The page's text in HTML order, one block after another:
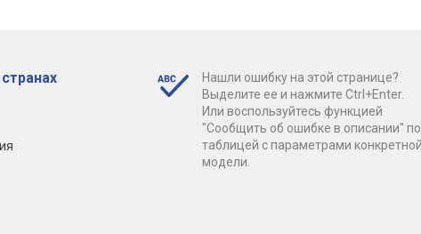
Нашли ошибку на этой странице?
Выделите ее и нажмите Ctrl+Enter.
Или воспользуйтесь функцией
"Сообщить об ошибке в описании"
таблицей с параметрами конкретной
модели.